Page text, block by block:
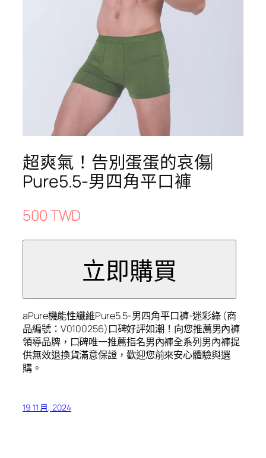
超爽氣！告別蛋蛋的哀傷︳
Pure5.5-男四角平口褲
500 TWD
aPure機能性纖維Pure5.5-男四角平口褲-迷彩綠 (商
品編號：V0100256)口碑好評如潮！向您推薦男內褲
領導品牌，口碑唯一推薦指名男內褲全系列男內褲提
供無效退換貨滿意保證，歡迎您前來安心體驗與選
購。
19 11 月, 2024